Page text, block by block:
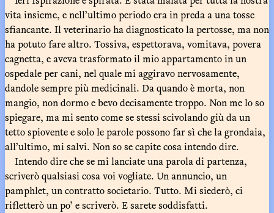
vita insieme, e nell’ultimo periodo era in preda a una tosse
sfiancante. Il veterinario ha diagnosticato la pertosse, ma non
ha potuto fare altro. Tossiva, espettorava, vomitava, povera
cagnetta, e aveva trasformato il mio appartamento in un
ospedale per cani, nel quale mi aggiravo nervosamente,
dandole sempre più medicinali. Da quando è morta, non
mangio, non dormo e bevo decisamente troppo. Non me lo so
spiegare, ma mi sento come se stessi scivolando giù da un
tetto spiovente e solo le parole possono far sì che la grondaia,
all’ultimo, mi salvi. Non so se capite cosa intendo dire.
Intendo dire che se mi lanciate una parola di partenza,
scriverò qualsiasi cosa voi vogliate. Un annuncio, un
pamphlet, un contratto societario. Tutto. Mi siederò, ci
rifletterò un po’ e scriverò. E sarete soddisfatti.